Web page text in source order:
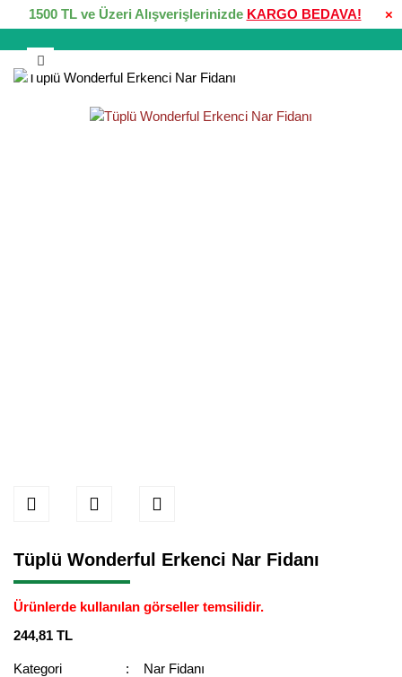
×
1500 TL ve Üzeri Alışverişlerinizde KARGO BEDAVA!
Tüplü Wonderful Erkenci Nar Fidanı
Ürünlerde kullanılan görseller temsilidir.
244,81 TL
Kategori
Nar Fidanı